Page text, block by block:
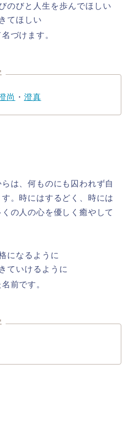
のびと人生を歩んでほしい
てほしい
づけます。
尚 ・ 澄真
らは、何ものにも囚われず自
。時にはするどく、時には
の人の心を優しく癒やして
になるように
ていけるように
前です。